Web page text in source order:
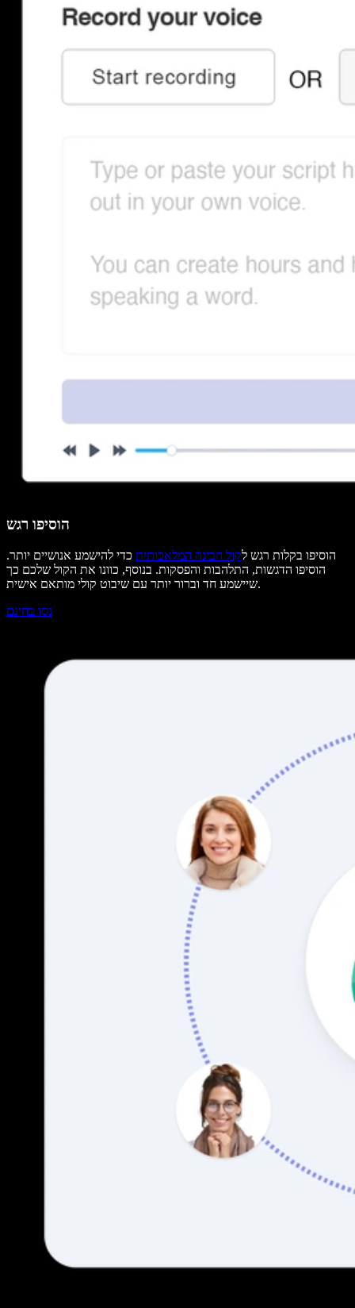
הוסיפו רגש
הוסיפו בקלות רגש לקול הבינה המלאכותית כדי להישמע אנושיים יותר.
הוסיפו הדגשות, התלהבות והפסקות. בנוסף, כוונו את הקול שלכם כך
שיישמע חד וברור יותר עם שיבוט קולי מותאם אישית.
נסו בחינם